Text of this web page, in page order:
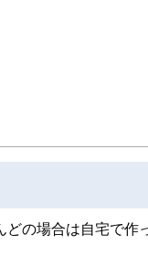
の場合は自宅で作